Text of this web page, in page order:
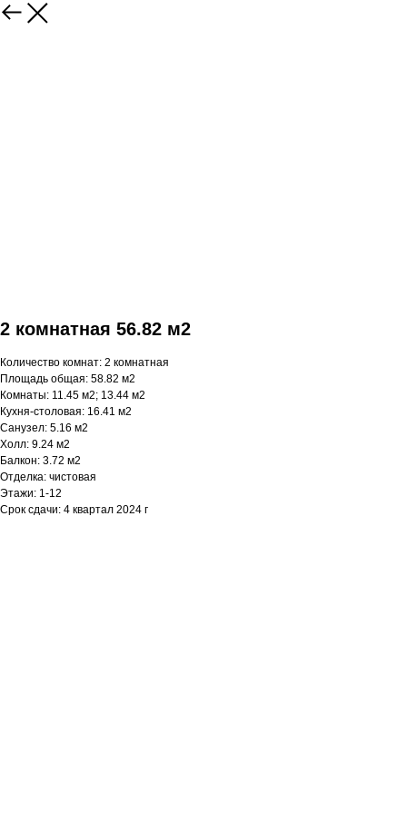
2 комнатная 56.82 м2
Количество комнат: 2 комнатная
Площадь общая: 58.82 м2
Комнаты: 11.45 м2; 13.44 м2
Кухня-столовая: 16.41 м2
Санузел: 5.16 м2
Холл: 9.24 м2
Балкон: 3.72 м2
Отделка: чистовая
Этажи: 1-12
Срок сдачи: 4 квартал 2024 г